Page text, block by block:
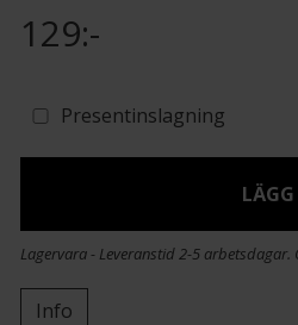
129:-
Presentinslagning
Lagervara - Leveranstid 2-5
Info